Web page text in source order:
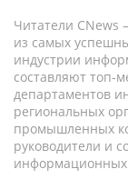
Читатели CNews
из самых
индустрии
составляют топ-
департаментов
региональных
промышленных
руководители и
информационных